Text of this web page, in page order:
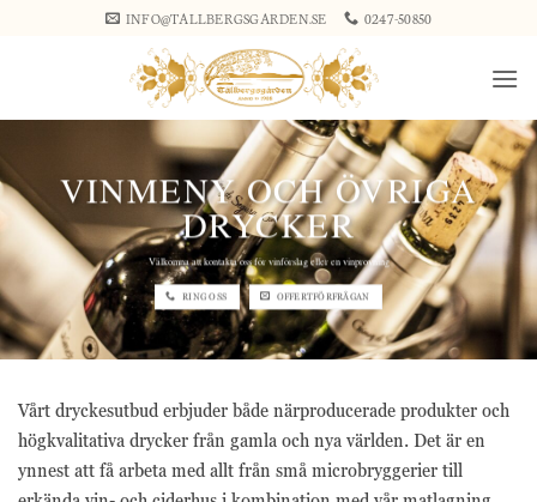
INFO@TALLBERGSGARDEN.SE 0247-50850
VINMENY OCH ÖVRIGA
DRYCKER
Välkomna att kontakta oss för vinförslag eller en vinprovning
RING OSS OFFERTFÖRFRÅGAN
Vårt dryckesutbud erbjuder både närproducerade produkter och
högkvalitativa drycker från gamla och nya världen. Det är en
ynnest att få arbeta med allt från små microbryggerier till